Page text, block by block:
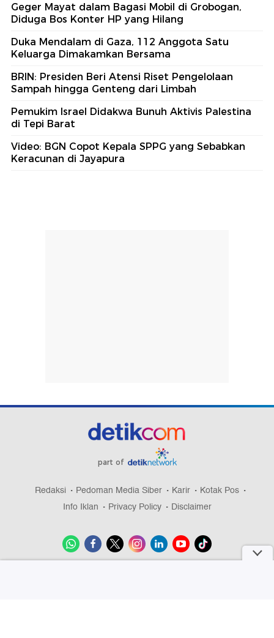
Geger Mayat dalam Bagasi Mobil di Grobogan,
Diduga Bos Konter HP yang Hilang
Duka Mendalam di Gaza, 112 Anggota Satu
Keluarga Dimakamkan Bersama
BRIN: Presiden Beri Atensi Riset Pengelolaan
Sampah hingga Genteng dari Limbah
Pemukim Israel Didakwa Bunuh Aktivis Palestina
di Tepi Barat
Video: BGN Copot Kepala SPPG yang Sebabkan
Keracunan di Jayapura
part of
Redaksi Pedoman Media Siber Karir
Kotak Pos
Info Iklan
Privacy Policy Disclaimer